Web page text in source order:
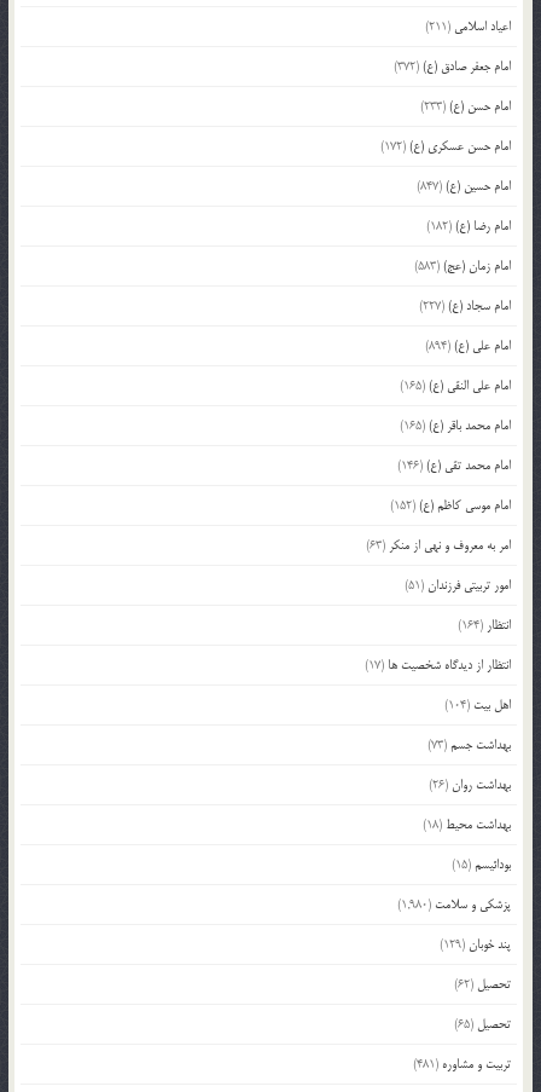
اعیاد اسلامی (211)
امام جعفر صادق (ع)(372)
امام حسن (ع)(233)
امام حسن عسکری (ع)(172)
امام حسین (ع)(847)
امام رضا (ع)(182)
امام زمان (عج)(583)
امام سجاد (ع)(227)
امام علی (ع)(894)
امام علی النقی (ع)(165)
امام محمد باقر (ع)(165)
امام محمد تقی (ع)(146)
امام موسی کاظم (ع)(152)
امر به معروف و نهی از منکر (63)
امور تربیتی فرزندان(51)
انتظار (164)
انتظار از دیدگاه شخصیت ها (17)
اهل بیت (104)
بهداشت جسم(73)
بهداشت روان(26)
بهداشت محیط (18)
بودائیسم(15)
پزشکی و سلامت (1,980)
پند خوبان(129)
تحصیل (62)
تحصیل (65)
تربیت و مشاوره (481)